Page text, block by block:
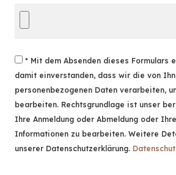
* Mit dem Absenden dieses Formulars
damit einverstanden, dass wir die von
personenbezogenen Daten verarbeiten,
bearbeiten. Rechtsgrundlage ist unser
Ihre Anmeldung oder Abmeldung oder
Informationen zu bearbeiten. Weitere
unserer Datenschutzerklärung.